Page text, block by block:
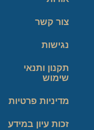
צור קשר
נגישות
תקנון ותנאי
שימוש
מדיניות פרטיות
זכות עיון במידע